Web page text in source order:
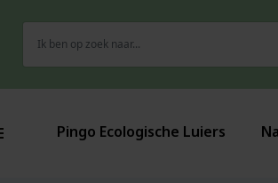
naar:
Pingo Ecologische Luiers